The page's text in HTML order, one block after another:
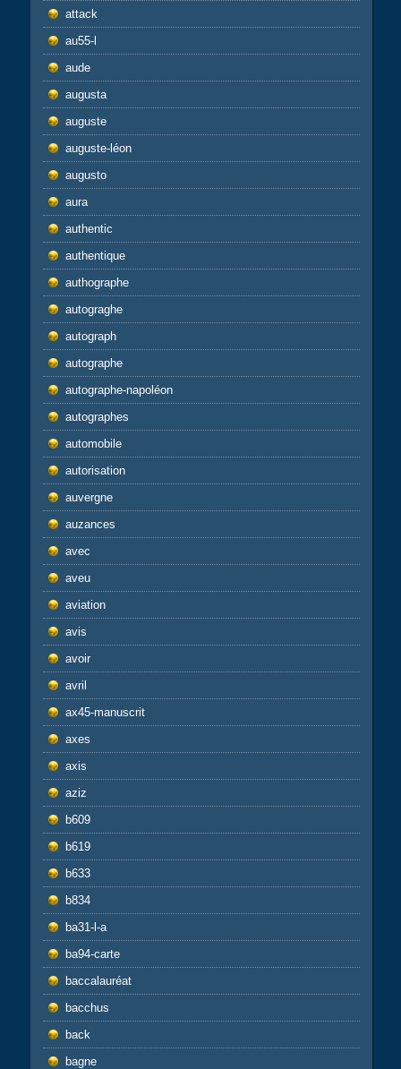
attack
au55-l
aude
augusta
auguste
auguste-léon
augusto
aura
authentic
authentique
authographe
autograghe
autograph
autographe
autographe-napoléon
autographes
automobile
autorisation
auvergne
auzances
avec
aveu
aviation
avis
avoir
avril
ax45-manuscrit
axes
axis
aziz
b609
b619
b633
b834
ba31-l-a
ba94-carte
baccalauréat
bacchus
back
bagne